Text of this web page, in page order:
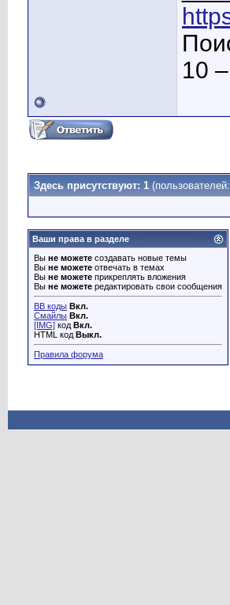
10
Здесь присутствуют: 1
Ваши права в разделе
Вы не можете создавать новые темы
Вы не можете отвечать в темах
Вы не можете прикреплять вложения
Вы не можете редактировать свои сообщения
BB коды Вкл.
Смайлы Вкл.
[IMG] код Вкл.
HTML код Выкл.
Правила форума